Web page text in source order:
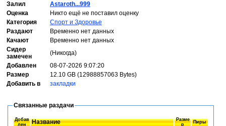
Залил
Astaroth...999
Оценка
Никто ещё не поставил оценку
Категория
Спорт и Здоровье
Раздают
Временно нет данных
Качают
Временно нет данных
Сидер
замечен
(Никогда)
Добавлен
08-07-2026 9:07:20
Размер
12.10 GB (12988857063 Bytes)
Добавить в
закладки
Связанные раздачи
Добав
лен
Название
Разме
р
Пиры